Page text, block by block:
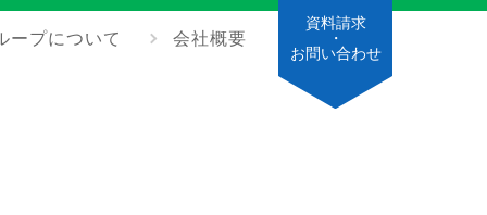
資料請求
・
お問い合わせ
ープについて 会社概要